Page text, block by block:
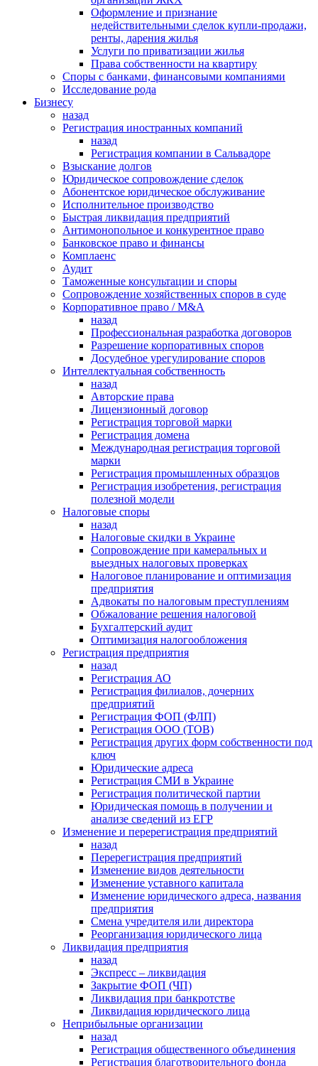
Оформление и признание
недействительными сделок купли-продажи,
ренты, дарения жилья
Услуги по приватизации жилья
Права собственности на квартиру
Cпоры с банками, финансовыми компаниями
Исследование рода
Бизнесу
назад
Регистрация иностранных компаний
назад
Регистрация компании в Сальвадоре
Взыскание долгов
Юридическое сопровождение сделок
Абонентское юридическое обслуживание
Исполнительное производство
Быстрая ликвидация предприятий
Антимонопольное и конкурентное право
Банковское право и финансы
Комплаенс
Аудит
Таможенные консультации и споры
Сопровождение хозяйственных споров в суде
Корпоративное право / M&A
назад
Профессиональная разработка договоров
Разрешение корпоративных споров
Досудебное урегулирование споров
Интеллектуальная собственность
назад
Авторские права
Лицензионный договор
Регистрация торговой марки
Регистрация домена
Международная регистрация торговой
марки
Регистрация промышленных образцов
Регистрация изобретения, регистрация
полезной модели
Налоговые споры
назад
Налоговые скидки в Украине
Сопровождение при камеральных и
выездных налоговых проверках
Налоговое планирование и оптимизация
предприятия
Адвокаты по налоговым преступлениям
Обжалование решения налоговой
Бухгалтерский аудит
Оптимизация налогообложения
Регистрация предприятия
назад
Регистрация АО
Регистрация филиалов, дочерних
предприятий
Регистрация ФОП (ФЛП)
Регистрация ООО (ТОВ)
Регистрация других форм собственности под
ключ
Юридические адреса
Регистрация СМИ в Украине
Регистрация политической партии
Юридическая помощь в получении и
анализе сведений из ЕГР
Изменение и перерегистрация предприятий
назад
Перерегистрация предприятий
Изменение видов деятельности
Изменение уставного капитала
Изменение юридического адреса, названия
предприятия
Смена учредителя или директора
Реорганизация юридического лица
Ликвидация предприятия
назад
Экспресс – ликвидация
Закрытие ФОП (ЧП)
Ликвидация при банкротстве
Ликвидация юридического лица
Неприбыльные организации
назад
Регистрация общественного объединения
Регистрация благотворительного фонда